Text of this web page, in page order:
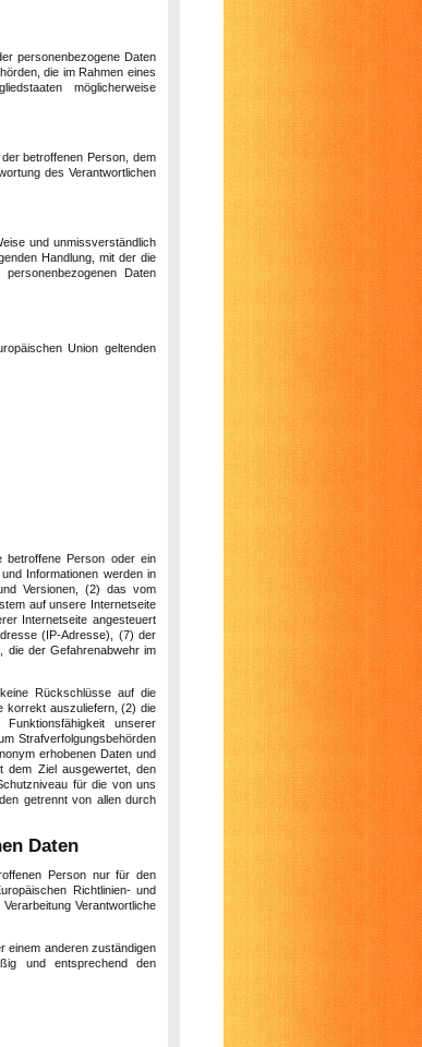
personenbezogene Daten
die im Rahmen eines
möglicherweise
betroffenen Person, dem
des Verantwortlichen
und unmissverständlich
Handlung, mit der die
Daten
Union geltenden
betroffene Person oder ein
Informationen werden in
Versionen, (2) das vom
auf unsere Internetseite
Internetseite angesteuert
(IP-Adresse), (7) der
die der Gefahrenabwehr im
Rückschlüsse auf die
korrekt auszuliefern, (2) die
unserer
Strafverfolgungsbehörden
erhobenen Daten und
dem Ziel ausgewertet, den
für die von uns
getrennt von allen durch
Daten
Person nur für den
Richtlinien- und
Verantwortliche
einem anderen zuständigen
und entsprechend den